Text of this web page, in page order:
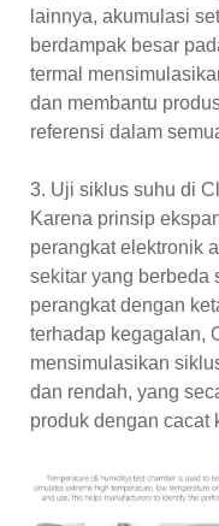
lainnya, akumulasi
berdampak besar
termal
dan membantu
referensi dalam
3. Uji siklus suhu di
Karena prinsip
perangkat elektronik
sekitar yang berbeda
perangkat dengan
terhadap kegagalan,
mensimulasikan
dan rendah, yang
produk dengan cacat